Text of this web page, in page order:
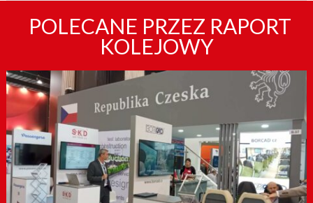
POLECANE PRZEZ RAPORT
KOLEJOWY